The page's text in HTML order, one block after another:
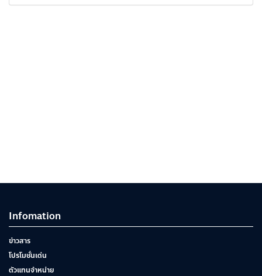
Infomation
ข่าวสาร
โปรโมชั่นเด่น
ตัวแทนจำหน่าย